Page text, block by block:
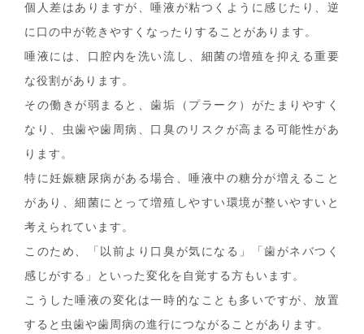
個人差はありますが、唾液が粘つくように感じたり、逆
に口の中が乾きやすくなったりすることがあります。
唾液には、口腔内を洗い流し、細菌の増殖を抑える重要
な役割があります。
その働きが弱まると、歯垢（プラーク）がたまりやすく
なり、虫歯や歯周病、口臭のリスクが高まる可能性があ
ります。
特に妊娠糖尿病がある場合、唾液中の糖分が増えること
があり、細菌にとって増殖しやすい環境が整いやすいと
考えられています。
このため、「以前より口臭が気になる」「歯がネバつく
感じがする」といった変化を自覚する方もいます。
こうした唾液の変化は一時的なことも多いですが、放置
すると虫歯や歯周病の進行につながることがあります。